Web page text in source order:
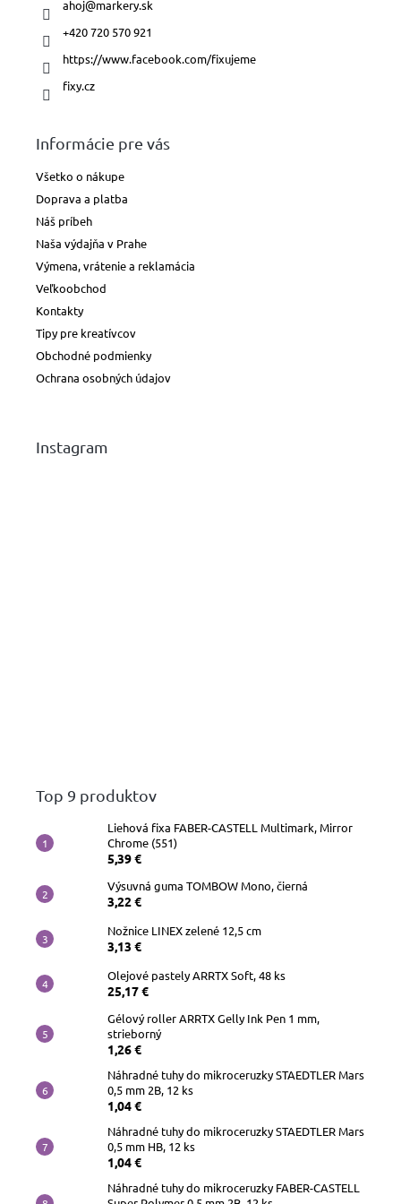
ahoj@markery.sk
+420 720 570 921
https://www.facebook.com/fixujeme
fixy.cz
Informácie pre vás
Všetko o nákupe
Doprava a platba
Náš príbeh
Naša výdajňa v Prahe
Výmena, vrátenie a reklamácia
Veľkoobchod
Kontakty
Tipy pre kreatívcov
Obchodné podmienky
Ochrana osobných údajov
Instagram
Top 9 produktov
Liehová fixa FABER-CASTELL Multimark, Mirror
Chrome (551)
5,39 €
Výsuvná guma TOMBOW Mono, čierná
3,22 €
Nožnice LINEX zelené 12,5 cm
3,13 €
Olejové pastely ARRTX Soft, 48 ks
25,17 €
Gélový roller ARRTX Gelly Ink Pen 1 mm,
strieborný
1,26 €
Náhradné tuhy do mikroceruzky STAEDTLER Mars
0,5 mm 2B, 12 ks
1,04 €
Náhradné tuhy do mikroceruzky STAEDTLER Mars
0,5 mm HB, 12 ks
1,04 €
Náhradné tuhy do mikroceruzky FABER-CASTELL